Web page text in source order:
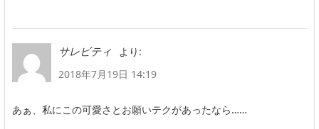
サレビティ
より:
2018年7月19日 14:19
あぁ、私にこの可愛さとお願いテクがあったなら……